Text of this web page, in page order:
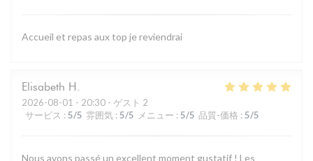
Accueil et repas aux top je reviendrai
Elisabeth H
2026-08-01 - 20:30 - ゲスト 2
サービス : 5/5 雰囲気 : 5/5 メニュー : 5/5 品質-価格 : 5/5
Nous avons passé un excellent moment gustatif ! Les